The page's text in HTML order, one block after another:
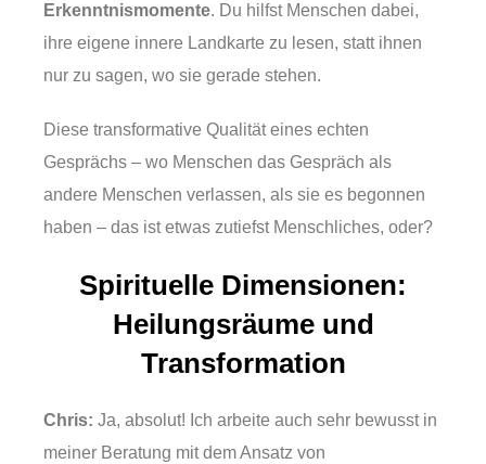
Erkenntnismomente. Du hilfst Menschen dabei,
ihre eigene innere Landkarte zu lesen, statt ihnen
nur zu sagen, wo sie gerade stehen.
Diese transformative Qualität eines echten
Gesprächs – wo Menschen das Gespräch als
andere Menschen verlassen, als sie es begonnen
haben – das ist etwas zutiefst Menschliches, oder?
Spirituelle Dimensionen:
Heilungsräume und
Transformation
Chris: Ja, absolut! Ich arbeite auch sehr bewusst in
meiner Beratung mit dem Ansatz von